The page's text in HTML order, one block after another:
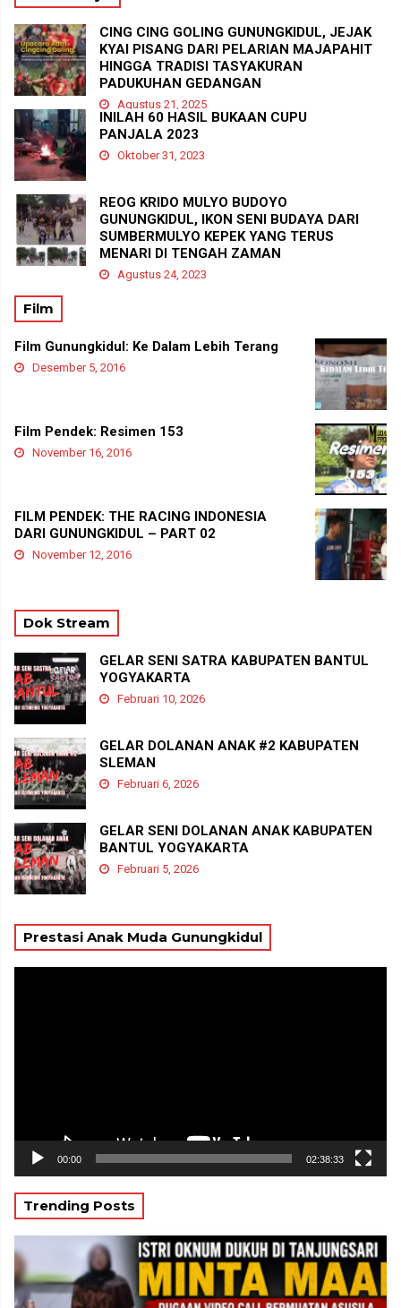
CING CING GOLING GUNUNGKIDUL, JEJAK
KYAI PISANG DARI PELARIAN MAJAPAHIT
HINGGA TRADISI TASYAKURAN
PADUKUHAN GEDANGAN
Agustus 21, 2025
INILAH 60 HASIL BUKAAN CUPU
PANJALA 2023
Oktober 31, 2023
REOG KRIDO MULYO BUDOYO
GUNUNGKIDUL, IKON SENI BUDAYA DARI
SUMBERMULYO KEPEK YANG TERUS
MENARI DI TENGAH ZAMAN
Agustus 24, 2023
Film
Film Gunungkidul: Ke Dalam Lebih Terang
Desember 5, 2016
Film Pendek: Resimen 153
November 16, 2016
FILM PENDEK: THE RACING INDONESIA
DARI GUNUNGKIDUL – PART 02
November 12, 2016
Dok Stream
GELAR SENI SATRA KABUPATEN BANTUL
YOGYAKARTA
Februari 10, 2026
GELAR DOLANAN ANAK #2 KABUPATEN
SLEMAN
Februari 6, 2026
GELAR SENI DOLANAN ANAK KABUPATEN
BANTUL YOGYAKARTA
Februari 5, 2026
Prestasi Anak Muda Gunungkidul
00:00 02:38:33
Trending Posts